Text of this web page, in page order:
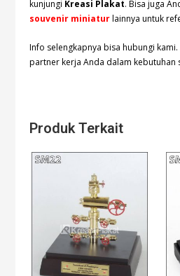
kunjungi Kreasi Plakat. Bisa juga
souvenir miniaturlainnya untuk
Info selengkapnya bisa hubungi
partner kerja Anda dalam kebutuhan
Produk Terkait